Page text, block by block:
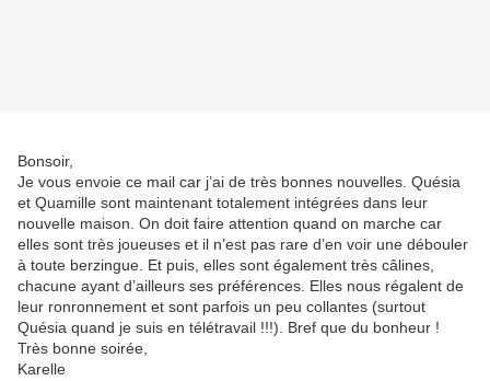
Bonsoir,
Je vous envoie ce mail car j’ai de très bonnes nouvelles. Quésia
et Quamille sont maintenant totalement intégrées dans leur
nouvelle maison. On doit faire attention quand on marche car
elles sont très joueuses et il n’est pas rare d’en voir une débouler
à toute berzingue. Et puis, elles sont également très câlines,
chacune ayant d’ailleurs ses préférences. Elles nous régalent de
leur ronronnement et sont parfois un peu collantes (surtout
Quésia quand je suis en télétravail !!!). Bref que du bonheur !
Très bonne soirée,
Karelle